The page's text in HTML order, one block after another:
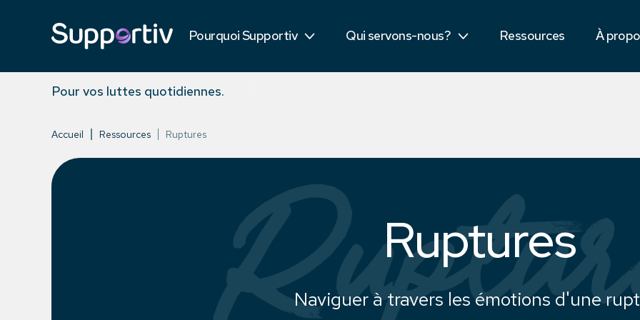
Pourquoi Supportiv
Contre les concurrents Qui servons-nous?
Étudiants Ressources ÀÉquipe
Pour vos luttes quotidiennes.
Accueil Ressources Ruptures
Ruptures
Naviguer à travers les émotions d'une